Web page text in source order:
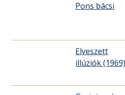
Pons bácsi
Elveszett
illúziók (1969)